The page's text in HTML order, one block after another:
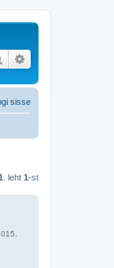
Otsi
sisse
. leht 1-st